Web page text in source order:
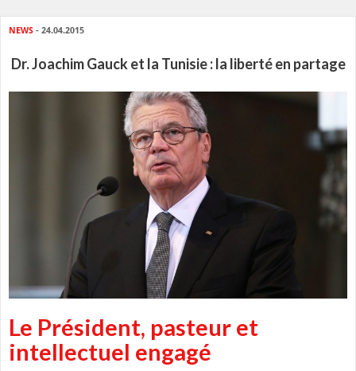
NEWS - 24.04.2015
Dr. Joachim Gauck et la Tunisie : la liberté en partage
Le Président, pasteur et
intellectuel engagé